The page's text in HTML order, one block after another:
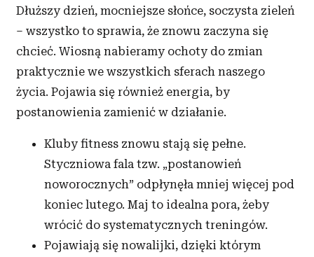
Dłuższy dzień, mocniejsze słońce, soczysta zieleń
– wszystko to sprawia, że znowu zaczyna się
chcieć. Wiosną nabieramy ochoty do zmian
praktycznie we wszystkich sferach naszego
życia. Pojawia się również energia, by
postanowienia zamienić w działanie.
Kluby fitness znowu stają się pełne.
Styczniowa fala tzw. „postanowień
noworocznych” odpłynęła mniej więcej pod
koniec lutego. Maj to idealna pora, żeby
wrócić do systematycznych treningów.
Pojawiają się nowalijki, dzięki którym